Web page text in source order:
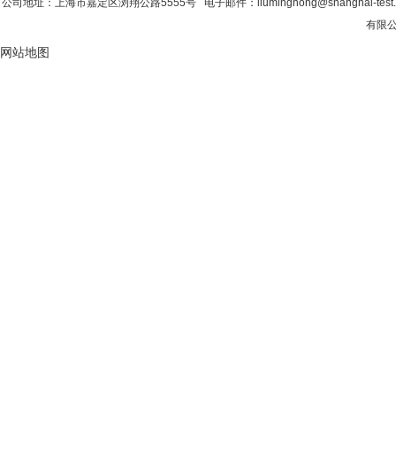
公司地址：上海市嘉定区浏翔公路5555号 电子邮件：liuminghong@shanghai-
有限
网站地图